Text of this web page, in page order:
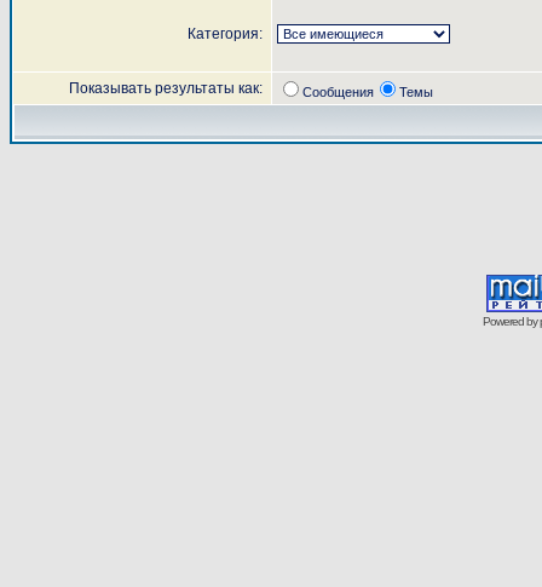
Категория:
Показывать результаты как: Сообщения Темы
Powered by